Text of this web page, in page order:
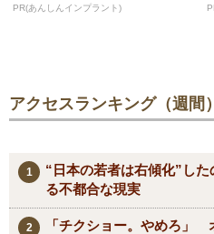
放置は...
PR(あんしんインプラント)
アクセスランキング（週間）
“日本の若者は右傾化”し
る不都合な現実
「チクショー。やめろ」